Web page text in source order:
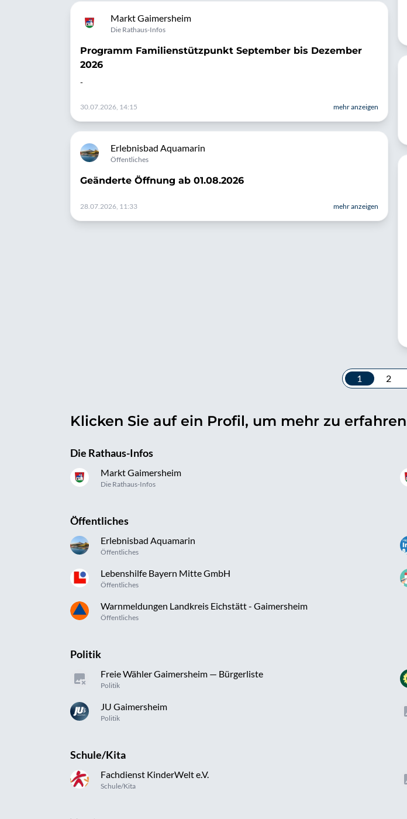
Markt Gaimersheim
Die Rathaus-Infos
Programm Familienstützpunkt September bis Dezember
2026
-
30.07.2026, 14:15 mehr anzeigen
Erlebnisbad Aquamarin
Öffentliches
Geänderte Öffnung ab 01.08.2026
28.07.2026, 11:33 mehr anzeigen
1 2
Klicken Sie auf ein Profil, um mehr zu erfahren
Die Rathaus-Infos
Markt Gaimersheim
Die Rathaus-Infos
Öffentliches
Erlebnisbad Aquamarin
Öffentliches
Lebenshilfe Bayern Mitte GmbH
Öffentliches
Warnmeldungen Landkreis Eichstätt - Gaimersheim
Öffentliches
Politik
Freie Wähler Gaimersheim — Bürgerliste
Politik
JU Gaimersheim
Politik
Schule/Kita
Fachdienst KinderWelt e.V.
Schule/Kita